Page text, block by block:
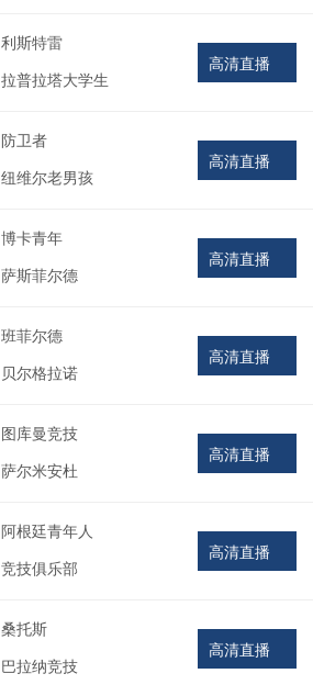
利斯特雷
拉普拉塔大学生
高清直播
防卫者
纽维尔老男孩
高清直播
博卡青年
萨斯菲尔德
高清直播
班菲尔德
贝尔格拉诺
高清直播
图库曼竞技
萨尔米安杜
高清直播
阿根廷青年人
竞技俱乐部
高清直播
桑托斯
巴拉纳竞技
高清直播